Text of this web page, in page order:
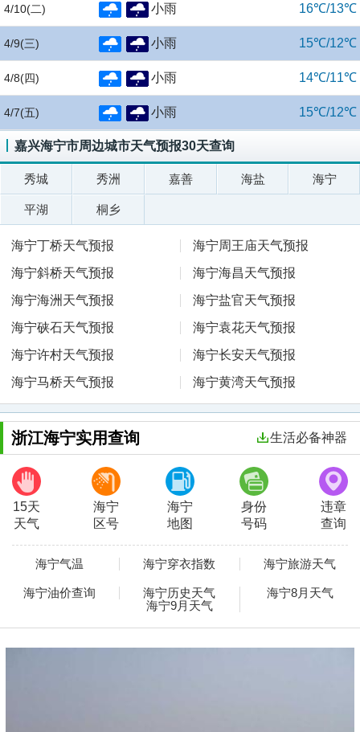
4/10(二) 小雨 16℃/13℃
4/9(三) 小雨 15℃/12℃
4/8(四) 小雨 14℃/11℃
4/7(五) 小雨 15℃/12℃
嘉兴海宁市周边城市天气预报30天查询
秀城 秀洲 嘉善 海盐 海宁
平湖 桐乡
海宁丁桥天气预报
海宁周王庙天气预报
海宁斜桥天气预报
海宁海昌天气预报
海宁海洲天气预报
海宁盐官天气预报
海宁硖石天气预报
海宁袁花天气预报
海宁许村天气预报
海宁长安天气预报
海宁马桥天气预报
海宁黄湾天气预报
浙江海宁实用查询 生活必备神器
15天
天气
海宁
区号
海宁
地图
身份
号码
违章
查询
海宁气温 海宁穿衣指数 海宁旅游天气
海宁油价查询 海宁历史天气
海宁8月天气
海宁9月天气